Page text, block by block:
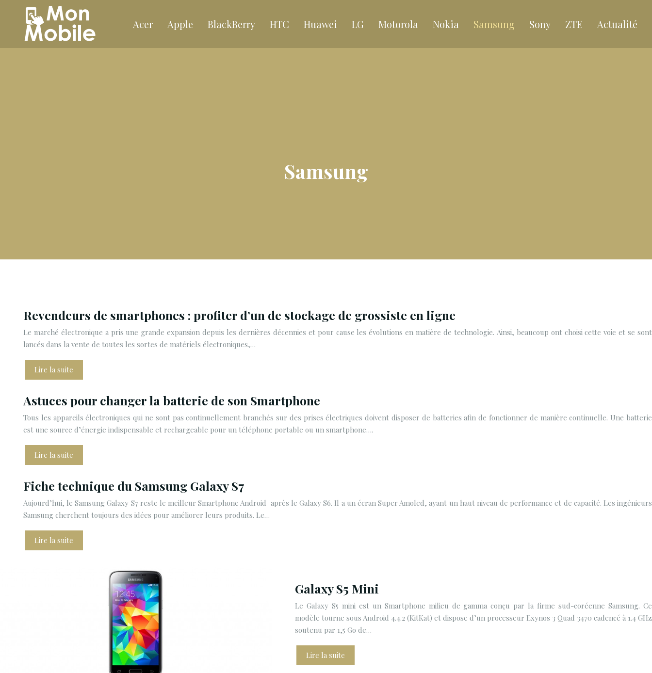
Acer Apple BlackBerry HTC Huawei LG Motorola Nokia Samsung Sony ZTE Actualité
Samsung
Revendeurs de smartphones : profiter d’un de stockage de grossiste en ligne
Le marché électronique a pris une grande expansion depuis les dernières décennies et pour cause les évolutions en matière de technologie. Ainsi, beaucoup ont choisi cette voie et se sont
lancés dans la vente de toutes les sortes de matériels électroniques,…
Lire la suite
Astuces pour changer la batterie de son Smartphone
Tous les appareils électroniques qui ne sont pas continuellement branchés sur des prises électriques doivent disposer de batteries afin de fonctionner de manière continuelle. Une batterie
est une source d’énergie indispensable et rechargeable pour un téléphone portable ou un smartphone….
Lire la suite
Fiche technique du Samsung Galaxy S7
Aujourd’hui, le Samsung Galaxy S7 reste le meilleur Smartphone Android après le Galaxy S6. Il a un écran Super Amoled, ayant un haut niveau de performance et de capacité. Les ingénieurs
Samsung cherchent toujours des idées pour améliorer leurs produits. Le…
Lire la suite
Galaxy S5 Mini
Le Galaxy S5 mini est un Smartphone milieu de gamma conçu par la firme sud-coréenne Samsung. Ce
modèle tourne sous Android 4.4.2 (KitKat) et dispose d’un processeur Exynos 3 Quad 3470 cadencé à 1.4 GHz
soutenu par 1,5 Go de…
Lire la suite